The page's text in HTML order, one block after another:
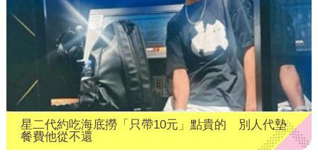
星二代約吃海底撈「只帶10元」點貴的 別人代墊
餐費他從不還